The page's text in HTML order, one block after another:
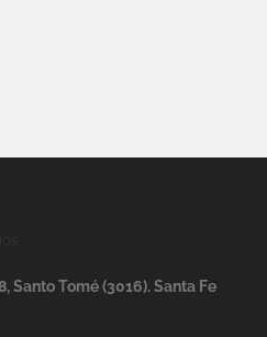
Santo Tomé (3016). Santa Fe